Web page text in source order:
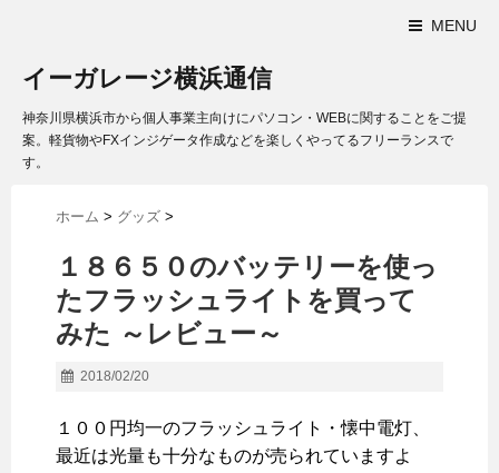
MENU
イーガレージ横浜通信
神奈川県横浜市から個人事業主向けにパソコン・WEBに関することをご提
案。軽貨物やFXインジゲータ作成などを楽しくやってるフリーランスで
す。
ホーム > グッズ >
１８６５０のバッテリーを使っ
たフラッシュライトを買って
みた ～レビュー～
2018/02/20
１００円均一のフラッシュライト・懐中電灯、
最近は光量も十分なものが売られていますよ